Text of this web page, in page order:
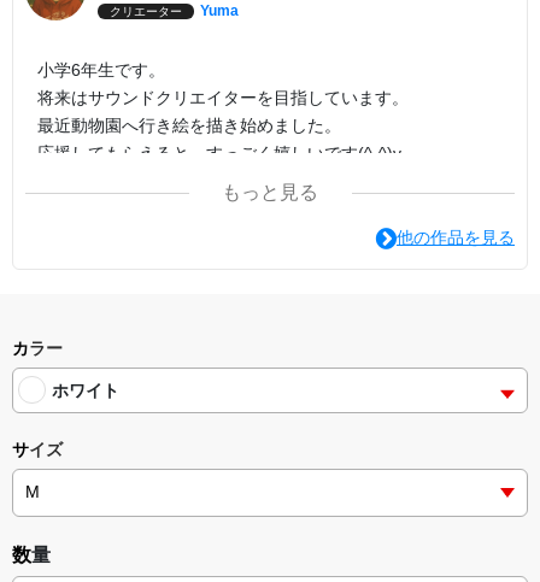
クリエーター Yuma
小学6年生です。
将来はサウンドクリエイターを目指しています。
最近動物園へ行き絵を描き始めました。
応援してもらえると、すっごく嬉しいです(^-^)v
もっと見る
他の作品を見る
カラー
ホワイト
サイズ
数量